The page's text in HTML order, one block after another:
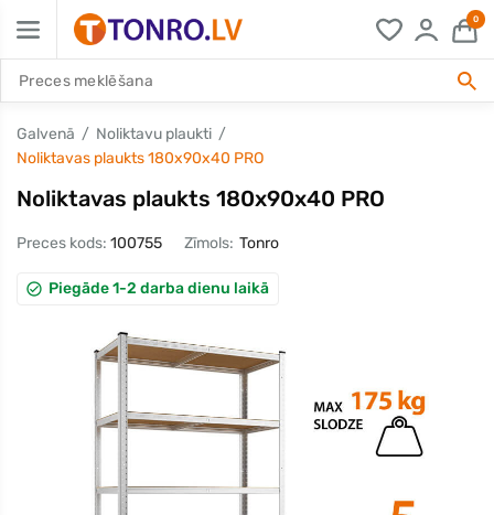
0
Galvenā
Noliktavu plaukti
Noliktavas plaukts 180x90x40 PRO
Noliktavas plaukts 180x90x40 PRO
Preces kods: 100755 Zīmols: Tonro
Piegāde 1-2 darba dienu laikā